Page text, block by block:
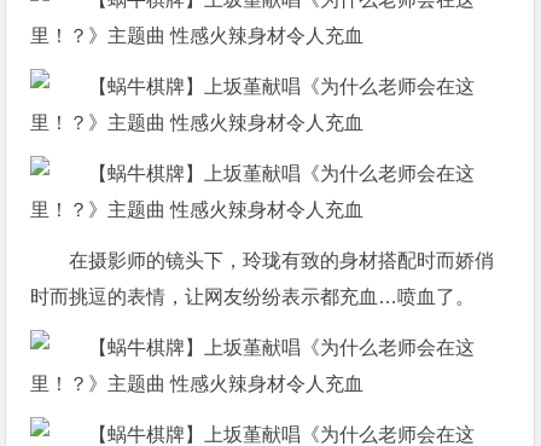
在摄影师的镜头下，玲珑有致的身材搭配时而娇俏
时而挑逗的表情，让网友纷纷表示都充血…喷血了。